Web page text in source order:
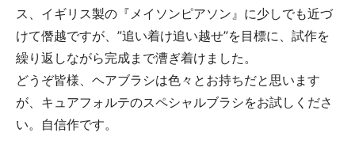
ス、イギリス製の『メイソンピアソン』に少しでも近づ
けて僭越ですが、”追い着け追い越せ”を目標に、試作を
繰り返しながら完成まで漕ぎ着けました。
どうぞ皆様、ヘアブラシは色々とお持ちだと思います
が、キュアフォルテのスペシャルブラシをお試しくださ
い。自信作です。